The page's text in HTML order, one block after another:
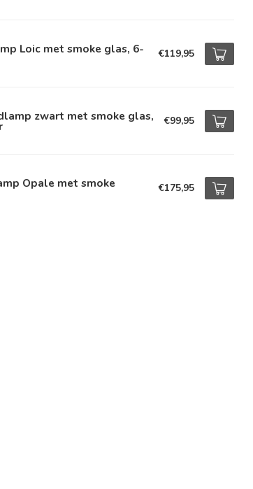
Loic met smoke glas, 6- €119,95
zwart met smoke glas, €99,95
Opale met smoke €175,95